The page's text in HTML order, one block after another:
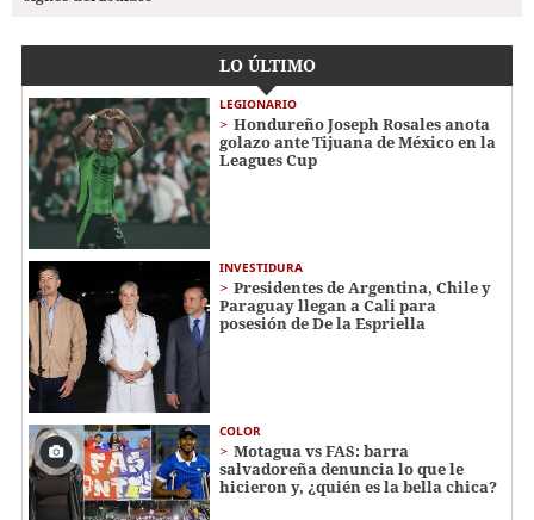
LO ÚLTIMO
LEGIONARIO
Hondureño Joseph Rosales anota
golazo ante Tijuana de México en la
Leagues Cup
INVESTIDURA
Presidentes de Argentina, Chile y
Paraguay llegan a Cali para
posesión de De la Espriella
COLOR
Motagua vs FAS: barra
salvadoreña denuncia lo que le
hicieron y, ¿quién es la bella chica?